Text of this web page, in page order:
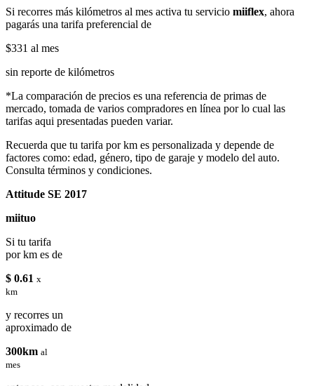
Si recorres más kilómetros al mes activa tu servicio miiflex, ahora
pagarás una tarifa preferencial de
$331 al mes
sin reporte de kilómetros
*La comparación de precios es una referencia de primas de
mercado, tomada de varios compradores en línea por lo cual las
tarifas aqui presentadas pueden variar.
Recuerda que tu tarifa por km es personalizada y depende de
factores como: edad, género, tipo de garaje y modelo del auto.
Consulta términos y condiciones.
Attitude SE 2017
miituo
Si tu tarifa
por km es de
$ 0.61 x
km
y recorres un
aproximado de
300km al
mes